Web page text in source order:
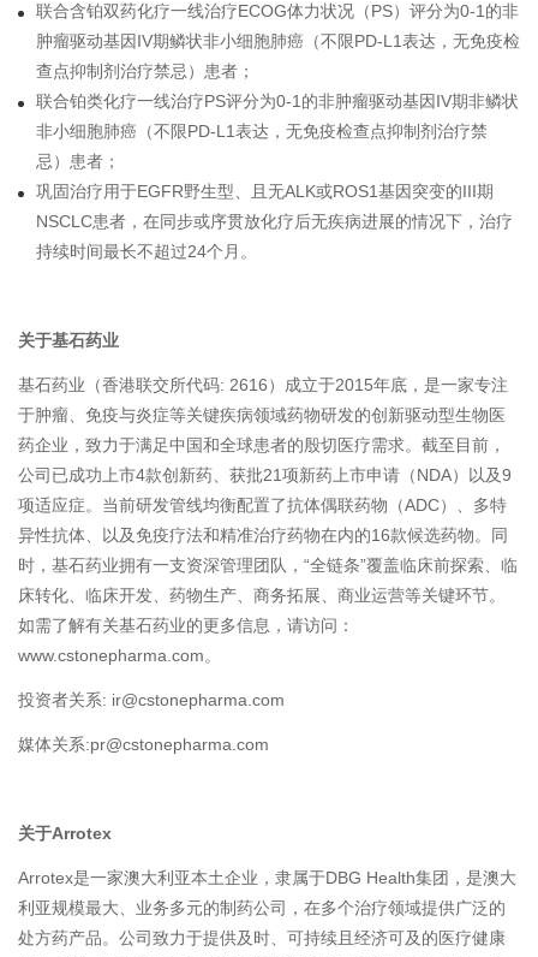
联合含铂双药化疗一线治疗ECOG体力状况（PS）评分为0-1的非
肿瘤驱动基因IV期鳞状非小细胞肺癌（不限PD-L1表达，无免疫检
查点抑制剂治疗禁忌）患者；
联合铂类化疗一线治疗PS评分为0-1的非肿瘤驱动基因IV期非鳞状
非小细胞肺癌（不限PD-L1表达，无免疫检查点抑制剂治疗禁
忌）患者；
巩固治疗用于EGFR野生型、且无ALK或ROS1基因突变的III期
NSCLC患者，在同步或序贯放化疗后无疾病进展的情况下，治疗
持续时间最长不超过24个月。
关于基石药业
基石药业（香港联交所代码: 2616）成立于2015年底，是一家专注
于肿瘤、免疫与炎症等关键疾病领域药物研发的创新驱动型生物医
药企业，致力于满足中国和全球患者的殷切医疗需求。截至目前，
公司已成功上市4款创新药、获批21项新药上市申请（NDA）以及9
项适应症。当前研发管线均衡配置了抗体偶联药物（ADC）、多特
异性抗体、以及免疫疗法和精准治疗药物在内的16款候选药物。同
时，基石药业拥有一支资深管理团队，“全链条”覆盖临床前探索、临
床转化、临床开发、药物生产、商务拓展、商业运营等关键环节。
如需了解有关基石药业的更多信息，请访问：
www.cstonepharma.com。
投资者关系: ir@cstonepharma.com
媒体关系:pr@cstonepharma.com
关于Arrotex
Arrotex是一家澳大利亚本土企业，隶属于DBG Health集团，是澳大
利亚规模最大、业务多元的制药公司，在多个治疗领域提供广泛的
处方药产品。公司致力于提供及时、可持续且经济可及的医疗健康